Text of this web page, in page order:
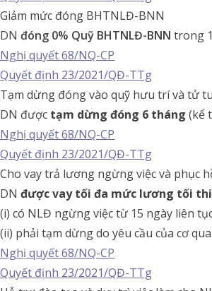
Giảm mức đóng BHTNLĐ-BNN
DN đóng 0% Quỹ BHTNLĐ-BNN trong
Nghị quyết 68/NQ-CP
Quyết định 23/2021/QĐ-TTg
Tạm dừng đóng vào quỹ hưu trí và tử
DN được tạm dừng đóng 6 tháng (kể
Nghị quyết 68/NQ-CP
Quyết định 23/2021/QĐ-TTg
Cho vay trả lương ngừng việc và phục
DN được vay tối đa mức lương tối
(i) có NLĐ ngừng việc từ 15 ngày liên
(ii) phải tạm dừng do yêu cầu của cơ
Nghị quyết 68/NQ-CP
Quyết định 23/2021/QĐ-TTg